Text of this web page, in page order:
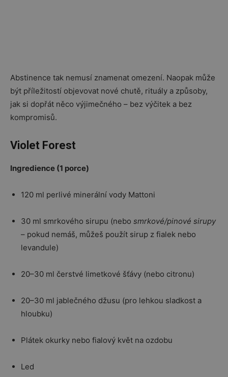
Abstinence tak nemusí znamenat omezení. Naopak může
být příležitostí objevovat nové chutě, rituály a způsoby,
jak si dopřát něco výjimečného – bez výčitek a bez
kompromisů.
Violet Forest
Ingredience (1 porce)
120 ml perlivé minerální vody Mattoni
30 ml smrkového sirupu (nebo smrkové/pinové sirupy
– pokud nemáš, můžeš použít sirup z fialek nebo
levandule)
20–30 ml čerstvé limetkové šťávy (nebo citronu)
20–30 ml jablečného džusu (pro lehkou sladkost a
hloubku)
Plátek okurky nebo fialový květ na ozdobu
Led